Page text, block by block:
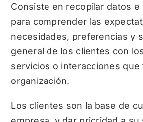
Consiste en recopilar datos e
para comprender las
necesidades, preferencias y
general de los clientes con
servicios o interacciones que
organización.
Los clientes son la base de